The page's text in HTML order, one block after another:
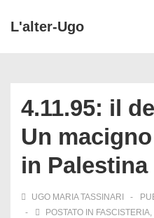
VaiL'alter-Ugo
4.11.95: il
Un
in Palestina
UGO MARIA TASSINARI
POSTATO IN FASCISTERIA,